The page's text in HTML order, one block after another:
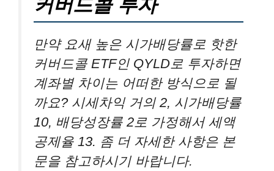
커버드콜 투자
만약 요새 높은 시가배당률로 핫한
커버드콜 ETF인 QYLD로 투자하면
계좌별 차이는 어떠한 방식으로 될
까요? 시세차익 거의 2, 시가배당률
10, 배당성장률 2로 가정해서 세액
공제율 13. 좀 더 자세한 사항은 본
문을 참고하시기 바랍니다.